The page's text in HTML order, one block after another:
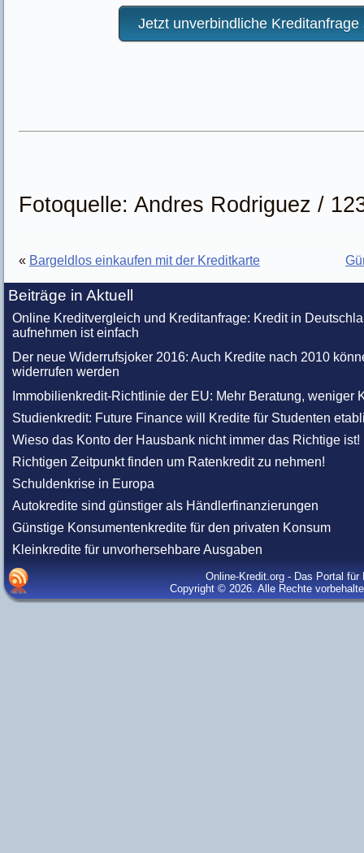
Jetzt unverbindliche Kreditanfrage
Fotoquelle: Andres Rodriguez /
« Bargeldlos einkaufen mit der Kreditkarte
Beiträge in Aktuell
Online Kreditvergleich und Kreditanfrage: Kredit in
aufnehmen ist einfach
Der neue Widerrufsjoker 2016: Auch Kredite nach 2010
widerrufen werden
Immobilienkredit-Richtlinie der EU: Mehr Beratung, weniger
Studienkredit: Future Finance will Kredite für Studenten
Wieso das Konto der Hausbank nicht immer das Richtige ist!
Richtigen Zeitpunkt finden um Ratenkredit zu nehmen!
Schuldenkrise in Europa
Autokredite sind günstiger als Händlerfinanzierungen
Günstige Konsumentenkredite für den privaten Konsum
Kleinkredite für unvorhersehbare Ausgaben
Online-Kredit.org - Das Portal
Copyright © 2026. Alle Rechte